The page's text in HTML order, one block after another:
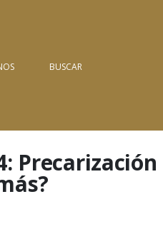
BUSCAR
Precarización